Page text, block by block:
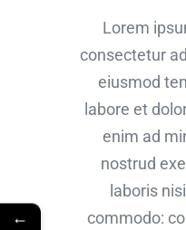
Lorem
consectetur
eiusmod
labore et
enim ad
nostrud
laboris
commodo:
←